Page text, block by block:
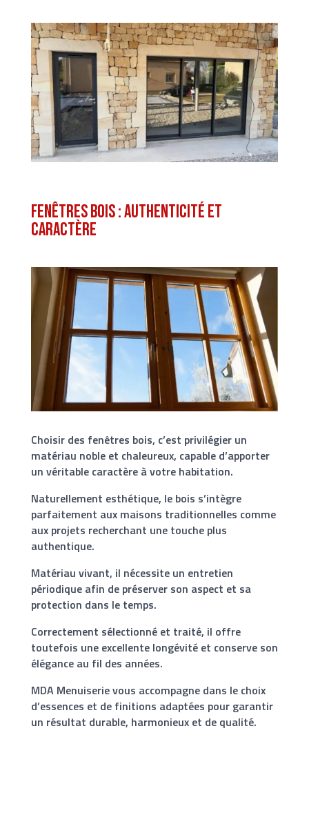
Fenêtres bois : authenticité et
caractère
Choisir des fenêtres bois, c’est privilégier un
matériau noble et chaleureux, capable d’apporter
un véritable caractère à votre habitation.
Naturellement esthétique, le bois s’intègre
parfaitement aux maisons traditionnelles comme
aux projets recherchant une touche plus
authentique.
Matériau vivant, il nécessite un entretien
périodique afin de préserver son aspect et sa
protection dans le temps.
Correctement sélectionné et traité, il offre
toutefois une excellente longévité et conserve son
élégance au fil des années.
MDA Menuiserie vous accompagne dans le choix
d’essences et de finitions adaptées pour garantir
un résultat durable, harmonieux et de qualité.